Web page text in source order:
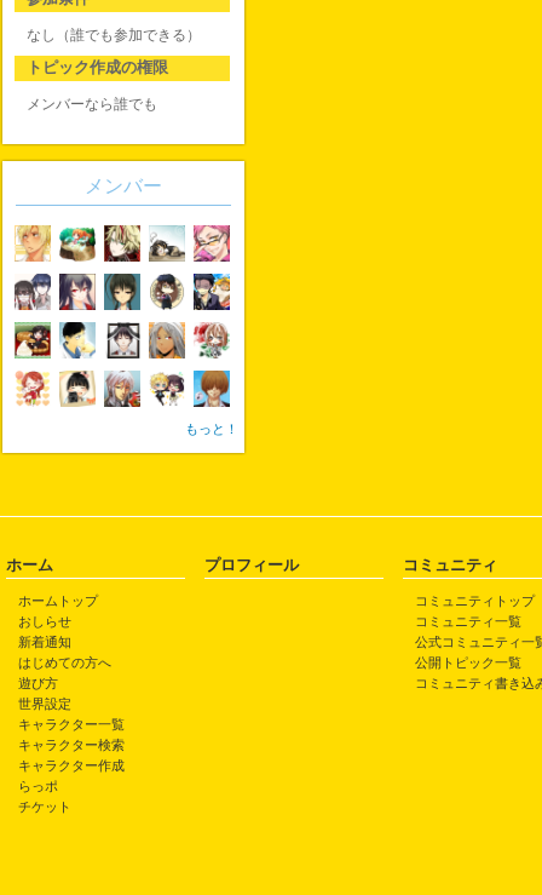
なし（誰でも参加できる）
トピック作成の権限
メンバーなら誰でも
メンバー
もっと！
ホーム
ホームトップ
おしらせ
新着通知
はじめての方へ
遊び方
世界設定
キャラクター一覧
キャラクター検索
キャラクター作成
らっポ
チケット
プロフィール コミュニティ
コミュニティトップ
コミュニティ一覧
公式コミュニティ一
公開トピック一覧
コミュニティ書き込